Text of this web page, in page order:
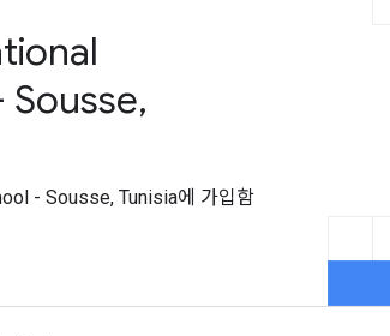
Sousse,
- Sousse, Tunisia에 가입함